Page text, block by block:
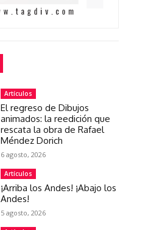
Artículos
El regreso de Dibujos
animados: la reedición que
rescata la obra de Rafael
Méndez Dorich
6 agosto, 2026
Artículos
¡Arriba los Andes! ¡Abajo los
Andes!
5 agosto, 2026